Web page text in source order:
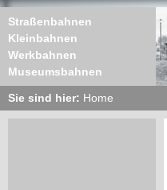
Straßenbahnen
Kleinbahnen
Werkbahnen
Museumsbahnen
Sie sind hier: Home